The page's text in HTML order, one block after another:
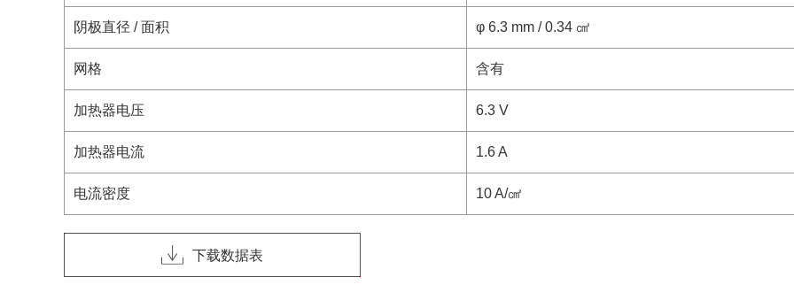
阴极直径 / 面积 φ 6.3 mm / 0.34 ㎠
网格 含有
加热器电压 6.3 V
加热器电流 1.6 A
电流密度 10 A/㎠
下载数据表